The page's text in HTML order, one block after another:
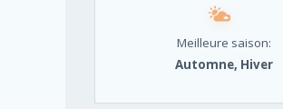
Meilleure saison:
Automne, Hiver